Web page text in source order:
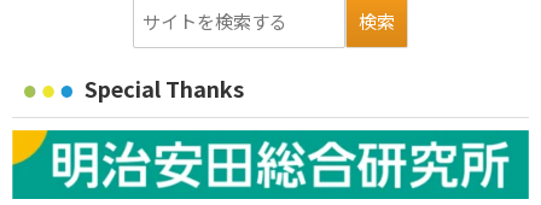
Special Thanks